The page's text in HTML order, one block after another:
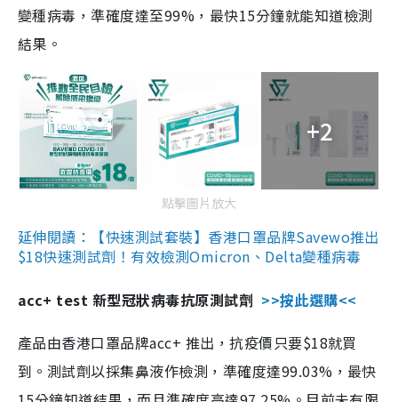
變種病毒，準確度達至99%，最快15分鐘就能知道檢測
結果。
+2
點擊圖片放大
延伸閱讀：【快速測試套裝】香港口罩品牌Savewo推出
$18快速測試劑！有效檢測Omicron、Delta變種病毒
acc+ test 新型冠狀病毒抗原測試劑 >>按此選購<<
產品由香港口罩品牌acc+ 推出，抗疫價只要$18就買
到。測試劑以採集鼻液作檢測，準確度達99.03%，最快